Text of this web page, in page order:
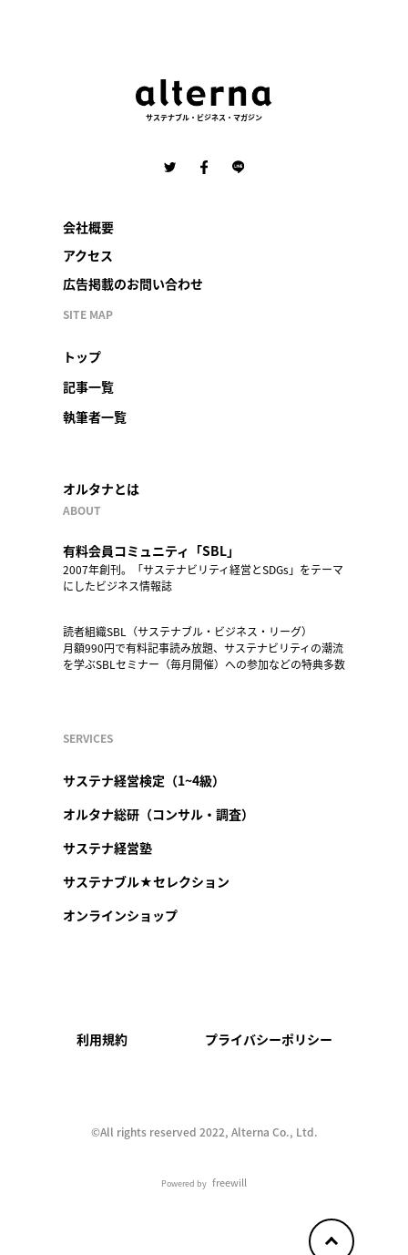
サステナブル・ビジネス・マガジン
会社概要
アクセス
広告掲載のお問い合わせ
SITE MAP
トップ
記事一覧
執筆者一覧
オルタナとは
ABOUT
有料会員コミュニティ「SBL」
2007年創刊。「サステナビリティ経営とSDGs」をテーマ
にしたビジネス情報誌
読者組織SBL（サステナブル・ビジネス・リーグ）
月額990円で有料記事読み放題、サステナビリティの潮流
を学ぶSBLセミナー（毎月開催）への参加などの特典多数
SERVICES
サステナ経営検定（1~4級）
オルタナ総研（コンサル・調査）
サステナ経営塾
サステナブル★セレクション
オンラインショップ
利用規約 プライバシーポリシー
©︎All rights reserved 2022, Alterna Co., Ltd.
Powered by freewill